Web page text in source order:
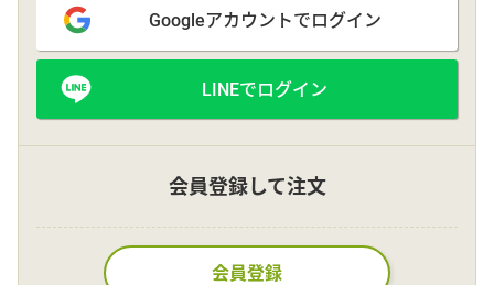
プライバシーポリシー
facebook
Language
Googleアカウントでログイン
LINEでログイン
会員登録して注文
会員登録